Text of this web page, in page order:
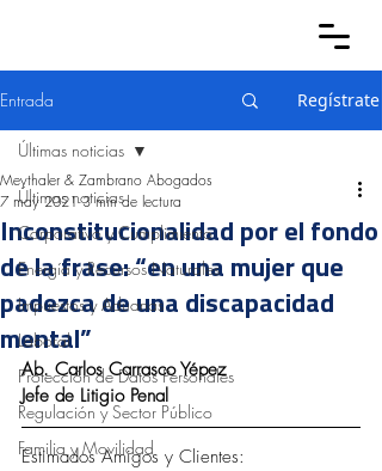
Entrada Regístrate
Últimas noticias
Corporativo y Cumplimiento
Energía y Recursos Naturales
Impuestos y Aduanas
Laboral
Protección de Datos Personales
Regulación y Sector Público
Familia y Movilidad
Últimas noticias
Inconstitucionalidad por el fondo
de la frase: “en una mujer que
padezca de una discapacidad
mental”
Meythaler & Zambrano Abogados
7 may 2021 3 min de lectura
Ab. Carlos Carrasco Yépez
Jefe de Litigio Penal
Estimados Amigos y Clientes: